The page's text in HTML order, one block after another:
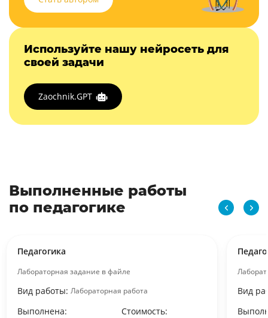
Используйте нашу нейросеть для
своей задачи
Zaochnik.GPT
Выполненные работы
по педагогике
Педагогика
Лабораторная задание в файле
Вид работы: Лабораторная работа
Выполнена: Стоимость:
Вид